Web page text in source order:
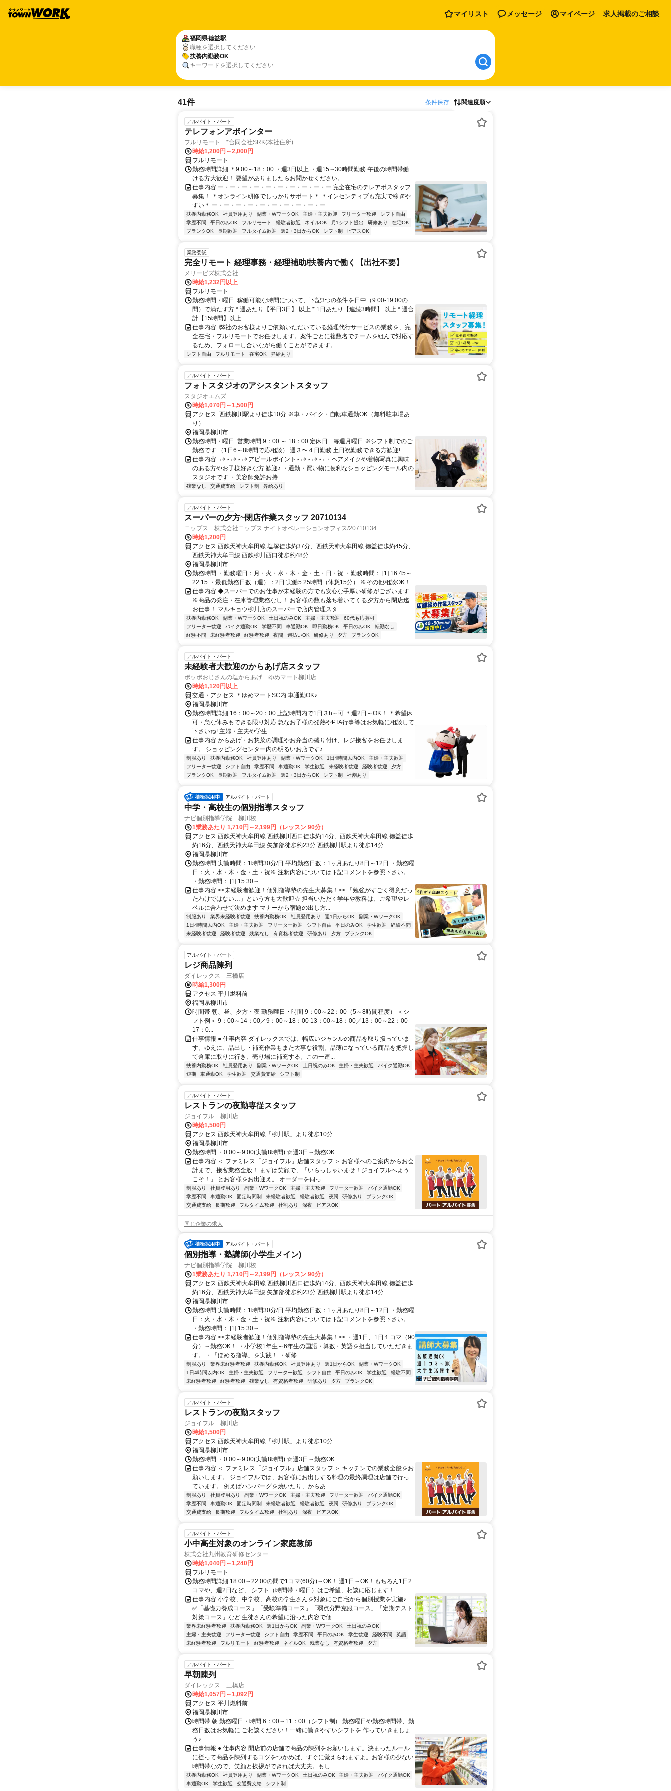
マイリスト メッセージ マイページ 求人掲載のご相談
福岡県徳益駅
職種を選択してください
扶養内勤務OK
キーワードを選択してください
41件 条件保存 関連度順
アルバイト・パート
テレフォンアポインター
フルリモート *合同会社SRK(本社住所)
時給1,200円～2,000円
フルリモート
勤務時間詳細 ＊9:00～18：00 ・週3日以上 ・週15～30時間勤務 午後の時間帯働
ける方大歓迎！ 要望がありましたらお聞かせください。
仕事内容 ー・ー・ー・ー・ー・ー・ー・ー・ー・ー 完全在宅のテレアポスタッフ
募集！ ＊オンライン研修でしっかりサポート＊ ＊インセンティブも充実で稼ぎや
すい＊ ー・ー・ー・ー・ー・ー・ー・ー・ー・ー ...
扶養内勤務OK 社員登用あり 副業・WワークOK 主婦・主夫歓迎 フリーター歓迎
シフト自由
学歴不問
平日のみOK フルリモート 経験者歓迎 ネイルOK 月1シフト提出 研修あり
在宅OK
ブランクOK
長期歓迎 フルタイム歓迎 週2・3日からOK シフト制 ピアスOK
業務委託
完全リモート 経理事務・経理補助/扶養内で働く【出社不要】
メリービズ株式会社
時給1,232円以上
フルリモート
勤務時間・曜日: 稼働可能な時間について、下記3つの条件を日中（9:00-19:00の
間）で満たす方 * 週あたり【平日3日】 以上 * 1日あたり【連続3時間】 以上 * 週合
計【15時間】以上...
仕事内容: 弊社のお客様よりご依頼いただいている経理代行サービスの業務を、完
全在宅・フルリモートでお任せします。案件ごとに複数名でチームを組んで対応す
るため、フォローし合いながら働くことができます。...
シフト自由 フルリモート 在宅OK 昇給あり
アルバイト・パート
フォトスタジオのアシスタントスタッフ
スタジオエムズ
時給1,070円～1,500円
アクセス: 西鉄柳川駅より徒歩10分 ※車・バイク・自転車通勤OK（無料駐車場あ
り）
福岡県柳川市
勤務時間・曜日: 営業時間 9：00 ～ 18：00 定休日 毎週月曜日 ※シフト制でのご
勤務です （1日6～8時間で応相談） 週３〜４日勤務 土日祝勤務できる方歓迎!
仕事内容: ˖✧⋆˖✧⋆˖✧アピールポイント⋆˖✧⋆˖✧⋆˖ ・ヘアメイクや着物写真に興味
のある方やお子様好きな方 歓迎♪ ・通勤・買い物に便利なショッピングモール内の
スタジオです ・美容師免許お持...
残業なし 交通費支給 シフト制 昇給あり
アルバイト・パート
スーパーの夕方~閉店作業スタッフ 20710134
ニップス 株式会社ニップス ナイトオペレーションオフィス/20710134
時給1,200円
アクセス 西鉄天神大牟田線 塩塚徒歩約37分、西鉄天神大牟田線 徳益徒歩約45分、
西鉄天神大牟田線 西鉄柳川西口徒歩約48分
福岡県柳川市
勤務時間 ・勤務曜日：月・火・水・木・金・土・日・祝 ・勤務時間： [1] 16:45～
22:15 ・最低勤務日数（週）：2日 実働5.25時間（休憩15分） ※その他相談OK！
仕事内容 ◆スーパーでのお仕事が未経験の方でも安心な手厚い研修がございます
※商品の発注・在庫管理業務なし！ お客様の数も落ち着いてくる夕方から閉店迄
お仕事！ マルキョウ柳川店のスーパーで店内管理スタ...
扶養内勤務OK 副業・WワークOK 土日祝のみOK 主婦・主夫歓迎
60代も応募可
フリーター歓迎
バイク通勤OK 学歴不問 車通勤OK 即日勤務OK 平日のみOK
転勤なし
経験不問
未経験者歓迎 経験者歓迎 夜間 週払いOK 研修あり 夕方 ブランクOK
アルバイト・パート
未経験者大歓迎のからあげ店スタッフ
ポッポおじさんの塩からあげ ゆめマート柳川店
時給1,120円以上
交通・アクセス ＊ゆめマートSC内 車通勤OK♪
福岡県柳川市
勤務時間詳細 16：00～20：00 上記時間内で1日３h～可 ＊週2日～OK！ ＊希望休
可・急な休みもできる限り対応 急なお子様の発熱やPTA行事等はお気軽に相談して
下さいね! 主婦・主夫や学生...
仕事内容 からあげ・お惣菜の調理やお弁当の盛り付け、レジ接客をお任せしま
す。 ショッピングセンター内の明るいお店です♪
制服あり 扶養内勤務OK 社員登用あり 副業・WワークOK 1日4時間以内OK
主婦・主夫歓迎
フリーター歓迎
シフト自由 学歴不問 車通勤OK 学生歓迎 未経験者歓迎 経験者歓迎
夕方
ブランクOK
長期歓迎 フルタイム歓迎 週2・3日からOK シフト制 社割あり
アルバイト・パート
中学・高校生の個別指導スタッフ
ナビ個別指導学院 柳川校
1業務あたり 1,710円～2,199円（レッスン 90分）
アクセス 西鉄天神大牟田線 西鉄柳川西口徒歩約14分、西鉄天神大牟田線 徳益徒歩
約16分、西鉄天神大牟田線 矢加部徒歩約23分 西鉄柳川駅より徒歩14分
福岡県柳川市
勤務時間 実働時間：1時間30分/日 平均勤務日数：1ヶ月あたり8日～12日 ・勤務曜
日：火・水・木・金・土・祝※ 注釈内容については下記コメントを参照下さい。
・勤務時間： [1] 15:30～...
仕事内容 <<未経験者歓迎！個別指導塾の先生大募集！>> 「勉強がすごく得意だっ
たわけではない…」という方も大歓迎☆ 担当いただく学年や教科は、ご希望やレ
ベルに合わせて決めます マナーから宿題の出し方...
制服あり 業界未経験者歓迎 扶養内勤務OK 社員登用あり 週1日からOK
副業・WワークOK
1日4時間以内OK
主婦・主夫歓迎 フリーター歓迎 シフト自由 平日のみOK 学生歓迎
経験不問
未経験者歓迎
経験者歓迎 残業なし 有資格者歓迎 研修あり 夕方 ブランクOK
アルバイト・パート
レジ商品陳列
ダイレックス 三橋店
時給1,300円
アクセス 平川燃料前
福岡県柳川市
時間帯 朝、昼、夕方・夜 勤務曜日・時間 9：00～22：00（5～8時間程度） ＜シ
フト例＞ 9：00～14：00／9：00～18：00 13：00～18：00／13：00～22：00
17：0...
仕事情報 ● 仕事内容 ダイレックスでは、幅広いジャンルの商品を取り扱っていま
す。ゆえに、品出し・補充作業もまた大事な役割。品薄になっている商品を把握し
て倉庫に取りに行き、売り場に補充する。この一連...
扶養内勤務OK 社員登用あり 副業・WワークOK 土日祝のみOK 主婦・主夫歓迎
バイク通勤OK
短期
車通勤OK 学生歓迎 交通費支給 シフト制
アルバイト・パート
レストランの夜勤専従スタッフ
ジョイフル 柳川店
時給1,500円
アクセス 西鉄天神大牟田線「柳川駅」より徒歩10分
福岡県柳川市
勤務時間 ・0:00～9:00(実働8時間) ☆週3日～勤務OK
仕事内容 ＜ ファミレス「ジョイフル」店舗スタッフ ＞ お客様へのご案内からお会
計まで、接客業務全般！ まずは笑顔で、「いらっしゃいませ！ジョイフルへよう
こそ！」 とお客様をお出迎え。 オーダーを伺っ...
制服あり 社員登用あり 副業・WワークOK 主婦・主夫歓迎 フリーター歓迎
バイク通勤OK
学歴不問
車通勤OK 固定時間制 未経験者歓迎 経験者歓迎 夜間 研修あり
ブランクOK
交通費支給
長期歓迎 フルタイム歓迎 社割あり 深夜 ピアスOK
同じ企業の求人
アルバイト・パート
個別指導・塾講師(小学生メイン)
ナビ個別指導学院 柳川校
1業務あたり 1,710円～2,199円（レッスン 90分）
アクセス 西鉄天神大牟田線 西鉄柳川西口徒歩約14分、西鉄天神大牟田線 徳益徒歩
約16分、西鉄天神大牟田線 矢加部徒歩約23分 西鉄柳川駅より徒歩14分
福岡県柳川市
勤務時間 実働時間：1時間30分/日 平均勤務日数：1ヶ月あたり8日～12日 ・勤務曜
日：火・水・木・金・土・祝※ 注釈内容については下記コメントを参照下さい。
・勤務時間： [1] 15:30～...
仕事内容 <<未経験者歓迎！個別指導塾の先生大募集！>> ・週1日、1日１コマ（90
分）～勤務OK！ ・小学校1年生～6年生の国語・算数・英語を担当していただきま
す。 ・「ほめる指導」を実践！ ・研修...
制服あり 業界未経験者歓迎 扶養内勤務OK 社員登用あり 週1日からOK
副業・WワークOK
1日4時間以内OK
主婦・主夫歓迎 フリーター歓迎 シフト自由 平日のみOK 学生歓迎
経験不問
未経験者歓迎
経験者歓迎 残業なし 有資格者歓迎 研修あり 夕方 ブランクOK
アルバイト・パート
レストランの夜勤スタッフ
ジョイフル 柳川店
時給1,500円
アクセス 西鉄天神大牟田線「柳川駅」より徒歩10分
福岡県柳川市
勤務時間 ・0:00～9:00(実働8時間) ☆週3日～勤務OK
仕事内容 ＜ ファミレス「ジョイフル」店舗スタッフ ＞ キッチンでの業務全般をお
願いします。 ジョイフルでは、お客様にお出しする料理の最終調理は店舗で行っ
ています。 例えばハンバーグを焼いたり、からあ...
制服あり 社員登用あり 副業・WワークOK 主婦・主夫歓迎 フリーター歓迎
バイク通勤OK
学歴不問
車通勤OK 固定時間制 未経験者歓迎 経験者歓迎 夜間 研修あり
ブランクOK
交通費支給
長期歓迎 フルタイム歓迎 社割あり 深夜 ピアスOK
アルバイト・パート
小中高生対象のオンライン家庭教師
株式会社九州教育研修センター
時給1,040円～1,240円
フルリモート
勤務時間詳細 18:00～22:00の間で1コマ(60分)～OK！ 週1日～OK！もちろん1日2
コマや、週2日など、 シフト（時間帯・曜日）はご希望、相談に応じます！
仕事内容 小学校、中学校、高校の学生さんを対象にご自宅から個別授業を実施♪
✅「基礎力養成コース」「受験準備コース」「弱点分野克服コース」「定期テスト
対策コース」など 生徒さんの希望に沿った内容で個...
業界未経験者歓迎 扶養内勤務OK 週1日からOK 副業・WワークOK
土日祝のみOK
主婦・主夫歓迎
フリーター歓迎 シフト自由 学歴不問 平日のみOK 学生歓迎 経験不問
英語
未経験者歓迎
フルリモート 経験者歓迎 ネイルOK 残業なし 有資格者歓迎 夕方
アルバイト・パート
早朝陳列
ダイレックス 三橋店
時給1,057円～1,092円
アクセス 平川燃料前
福岡県柳川市
時間帯 朝 勤務曜日・時間 6：00～11：00（シフト制） 勤務曜日や勤務時間帯、勤
務日数はお気軽に ご相談ください！一緒に働きやすいシフトを 作っていきましょ
う♪
仕事情報 ● 仕事内容 開店前の店舗で商品の陳列をお願いします。決まったルール
に従って商品を陳列するコツをつかめば、すぐに覚えられますよ。お客様の少ない
時間帯なので、笑顔と挨拶ができれば大丈夫。もし...
扶養内勤務OK 社員登用あり 副業・WワークOK 土日祝のみOK 主婦・主夫歓迎
バイク通勤OK
車通勤OK
学生歓迎 交通費支給 シフト制